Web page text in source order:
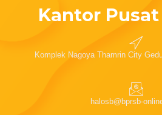
Kantor
Komplek Nagoya Thamrin City
halosb@bprsb-